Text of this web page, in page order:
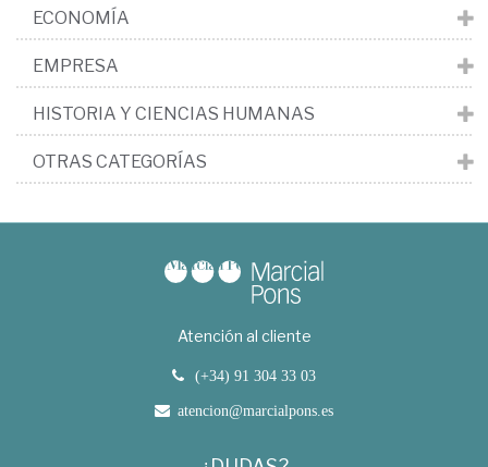
ECONOMÍA
EMPRESA
HISTORIA Y CIENCIAS HUMANAS
OTRAS CATEGORÍAS
Atención al cliente
(+34) 91 304 33 03
atencion@marcialpons.es